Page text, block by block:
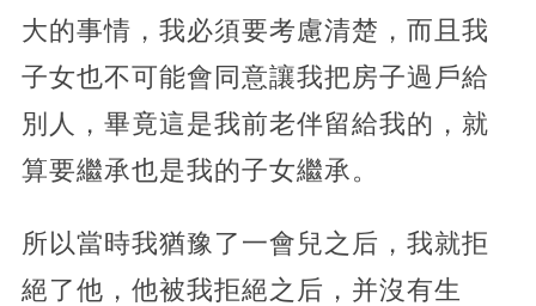
大的事情，我必須要考慮清楚，而且我
子女也不可能會同意讓我把房子過戶給
別人，畢竟這是我前老伴留給我的，就
算要繼承也是我的子女繼承。
所以當時我猶豫了一會兒之后，我就拒
絕了他，他被我拒絕之后，并沒有生